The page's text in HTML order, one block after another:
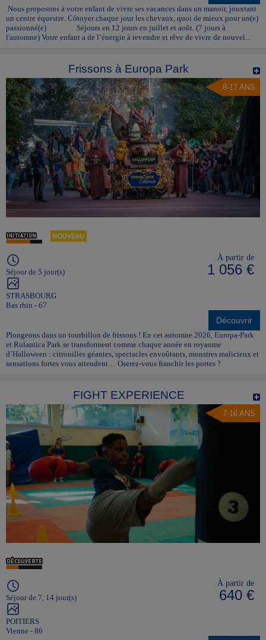
Nous proposons à votre enfant de vivre ses vacances dans un manoir, jouxtant
un centre équestre. Côtoyer chaque jour les chevaux, quoi de mieux pour un(e)
passionné(e) Séjours en 12 jours en juillet et août. (7 jours à
l'automne) Votre enfant a de l’énergie à revendre et rêve de vivre de nouvel...
Frissons à Europa Park
8-17 ANS
Séjour de 5 jour(s)
STRASBOURG
Bas rhin - 67
À partir de
1 056 €
Découvrir
Plongeons dans un tourbillon de frissons ! En cet automne 2026, Europa-Park
et Rulantica Park se transforment comme chaque année en royaume
d’Halloween : citrouilles géantes, spectacles envoûtants, monstres malicieux et
sensations fortes vous attendent… Oserez-vous franchir les portes ?
FIGHT EXPERIENCE
7-16 ANS
Séjour de 7, 14 jour(s)
POITIERS
Vienne - 86
À partir de
640 €